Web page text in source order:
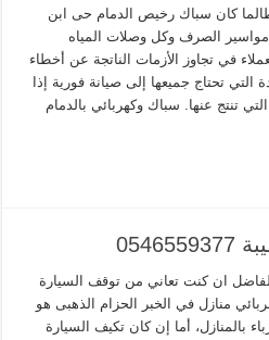
كان سباك رخيص الدمام حى ابن
الصرف وكل وصلات المياه
في تجاوز الأزمات الناتجة عن أخطاء
التي تحتاج جميعها إلى صيانة فورية إذا
تنتج عنها. سباك وكهربائي بالدمام
ان كنت تعاني من توقف السيارة
منازل في الخبر الحزام الذهبى هو
بالمنازل، أما إن كان تكيف السيارة